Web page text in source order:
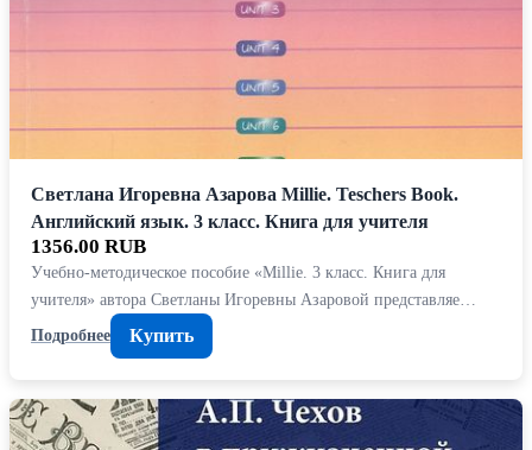
Светлана Игоревна Азарова Millie. Teschers Book.
Английский язык. 3 класс. Книга для учителя
1356.00 RUB
Учебно-методическое пособие «Millie. 3 класс. Книга для
учителя» автора Светланы Игоревны Азаровой представляе…
Подробнее
Купить